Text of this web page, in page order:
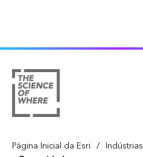
Página Inicial da Esri / Indústrias